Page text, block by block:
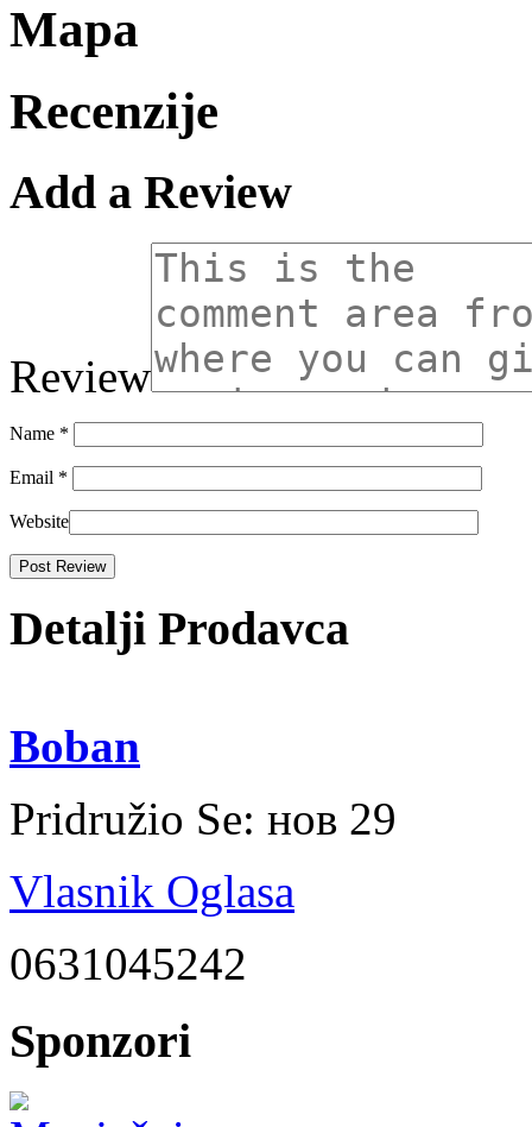
Mapa
Recenzije
Add a Review
Review
Name *
Email *
Website
Detalji Prodavca
Boban
Pridružio Se: нов 29
Vlasnik Oglasa
0631045242
Sponzori